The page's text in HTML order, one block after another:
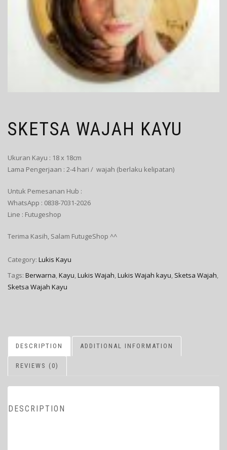
SKETSA WAJAH KAYU
Ukuran Kayu : 18 x 18cm
Lama Pengerjaan : 2-4 hari / wajah (berlaku kelipatan)
Untuk Pemesanan Hub :
WhatsApp : 0838-7031-2026
Line : Futugeshop
Terima Kasih, Salam FutugeShop ^^
Category: Lukis Kayu
Tags: Berwarna,Kayu,Lukis Wajah,Lukis Wajah kayu, Sketsa Wajah,
Sketsa Wajah Kayu
DESCRIPTION ADDITIONAL INFORMATION
REVIEWS (0)
DESCRIPTION